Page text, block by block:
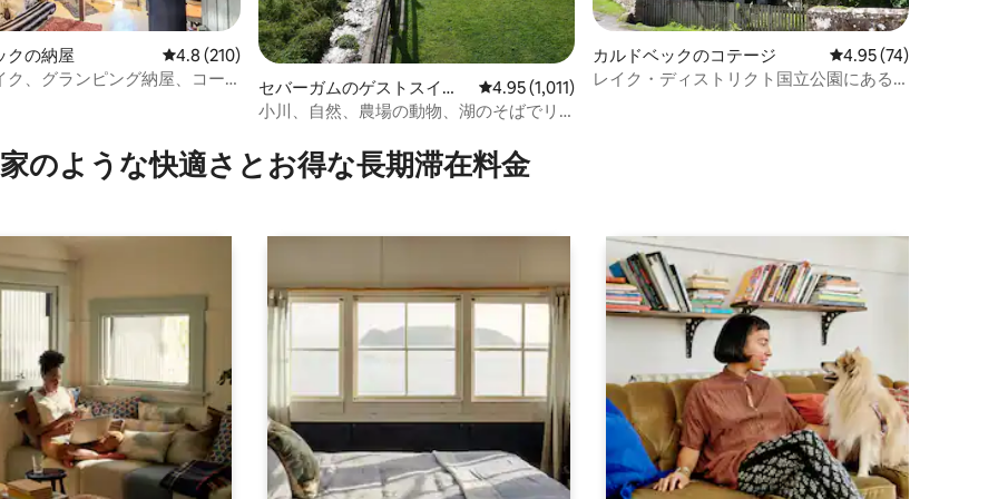
クの納屋 レビュー210件、5つ星中4.8つ星の平均評価
4.8 (210)
ク、グランピング納屋、コー
セバーガムのゲストスイー
ト
レビュー1,011件、5つ星中4.95つ星の平均評価
4.95 (1,011)
小川、自然、農場の動物、湖のそばでリ
カルドベックのコテージ レビュー74件、5つ
4.95 (74)
レイク・ディストリクト国立公園にある
のような快⁠適⁠さ⁠とお⁠得⁠な長⁠期⁠滞⁠在料⁠金